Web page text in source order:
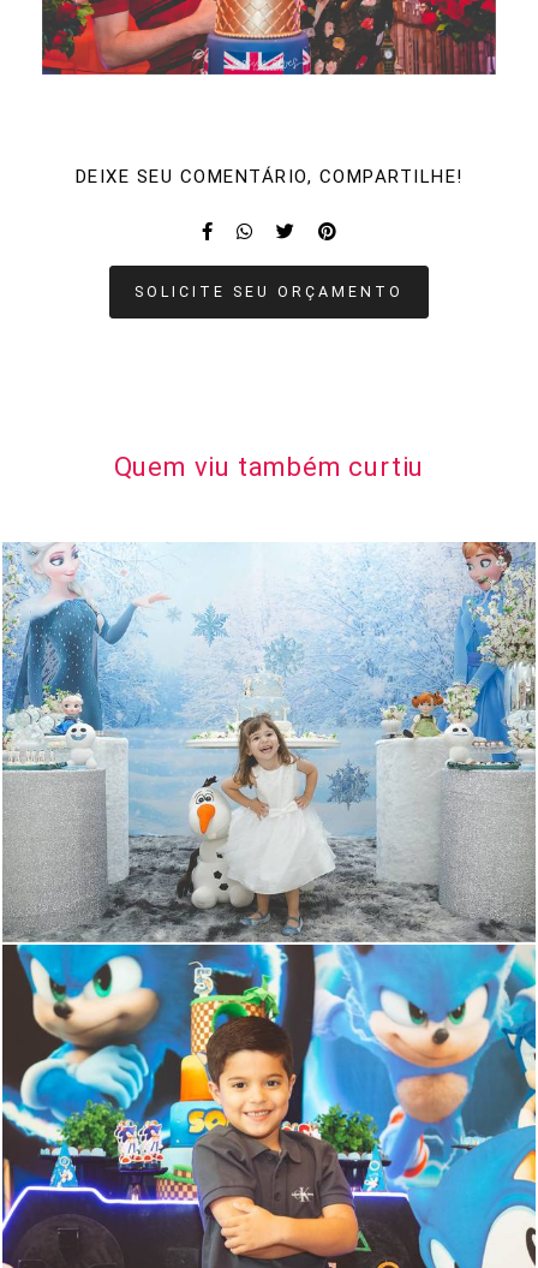
DEIXE SEU COMENTÁRIO, COMPARTILHE!
SOLICITE SEU ORÇAMENTO
Quem viu também curtiu
1405
246